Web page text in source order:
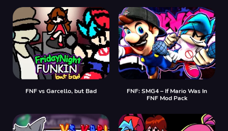
FNF vs Garcello, but Bad
FNF: SMG4 – If Mario Was In
FNF Mod Pack